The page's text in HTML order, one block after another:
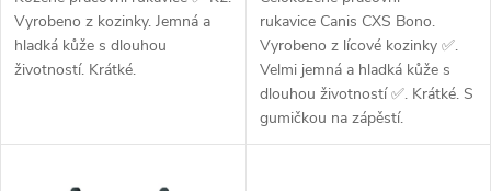
Vyrobeno z kozinky. Jemná a
hladká kůže s dlouhou
životností. Krátké.
rukavice Canis CXS Bono.
Vyrobeno z lícové kozinky ✅.
Velmi jemná a hladká kůže s
dlouhou životností ✅. Krátké. S
gumičkou na zápěstí.